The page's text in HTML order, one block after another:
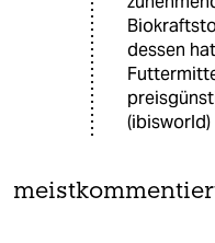
dessen
(ibisworld)